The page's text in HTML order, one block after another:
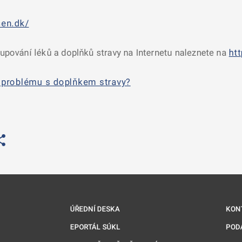
léků a doplňků stravy na Internetu naleznete na
s doplňkem stravy?
kartě
na nové kartě
otevře na nové kartě
ÚŘEDNÍ DESKA
EPORTÁL SÚKL